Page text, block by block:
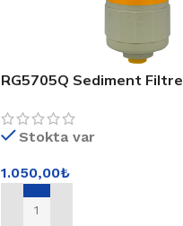
RG5705Q Sediment Filtre
Stokta var
1.050,00₺
SEPETE EKLE